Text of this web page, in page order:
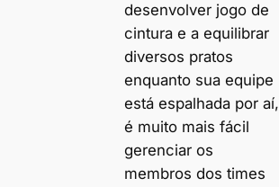
desenvolver jogo de
cintura e a equilibrar
diversos pratos
enquanto sua equipe
está espalhada por aí,
é muito mais fácil
gerenciar os
membros dos times